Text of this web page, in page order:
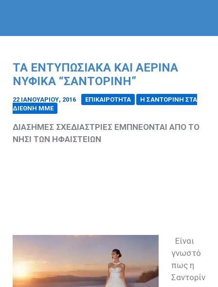
ΤΑ ΕΝΤΥΠΩΣΙΑΚΑ ΚΑΙ ΑΕΡΙΝΑ
ΝΥΦΙΚΑ “ΣΑΝΤΟΡΙΝΗ”
22 ΙΑΝΟΥΑΡΊΟΥ, 2016 ΕΠΙΚΑΙΡΟΤΗΤΑ
Η ΣΑΝΤΟΡΙΝΗ ΣΤΑ
ΔΙΕΘΝΗ ΜΜΕ
ΔΙΑΣΗΜΕΣ ΣΧΕΔΙΑΣΤΡΙΕΣ ΕΜΠΝΕΟΝΤΑΙ ΑΠΟ ΤΟ
ΝΗΣΙ ΤΩΝ ΗΦΑΙΣΤΕΙΩΝ
Είναι
γνωστό
πως η
Σαντορίν